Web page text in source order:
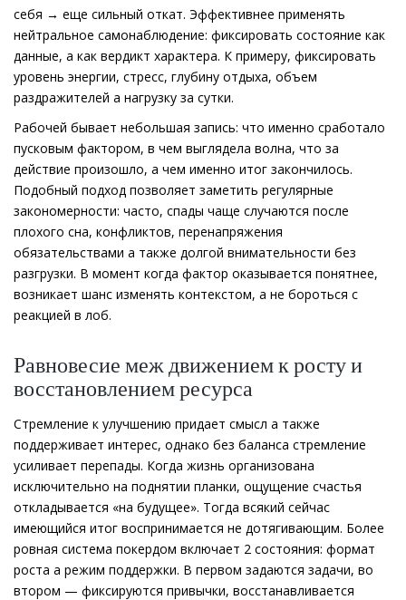
себя → еще сильный откат. Эффективнее применять
нейтральное самонаблюдение: фиксировать состояние как
данные, а как вердикт характера. К примеру, фиксировать
уровень энергии, стресс, глубину отдыха, объем
раздражителей а нагрузку за сутки.
Рабочей бывает небольшая запись: что именно сработало
пусковым фактором, в чем выглядела волна, что за
действие произошло, а чем именно итог закончилось.
Подобный подход позволяет заметить регулярные
закономерности: часто, спады чаще случаются после
плохого сна, конфликтов, перенапряжения
обязательствами а также долгой внимательности без
разгрузки. В момент когда фактор оказывается понятнее,
возникает шанс изменять контекстом, а не бороться с
реакцией в лоб.
Равновесие меж движением к росту и
восстановлением ресурса
Стремление к улучшению придает смысл а также
поддерживает интерес, однако без баланса стремление
усиливает перепады. Когда жизнь организована
исключительно на поднятии планки, ощущение счастья
откладывается «на будущее». Тогда всякий сейчас
имеющийся итог воспринимается не дотягивающим. Более
ровная система покердом включает 2 состояния: формат
роста а режим поддержки. В первом задаются задачи, во
втором — фиксируются привычки, восстанавливается